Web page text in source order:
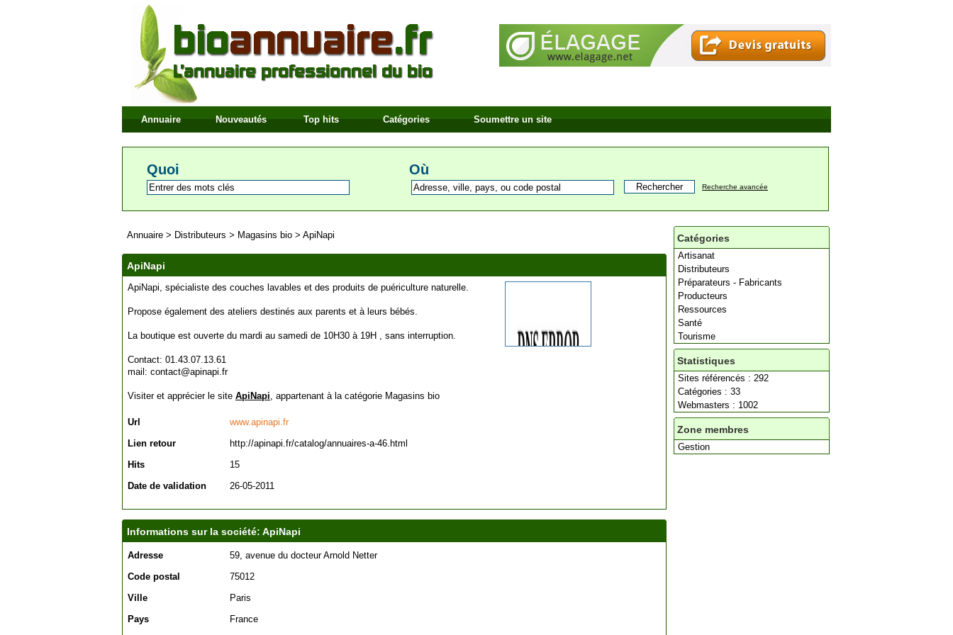
Annuaire Nouveautés Top hits Catégories Soumettre un site
Quoi Où
Recherche avancée
Catégories
Artisanat
Distributeurs
Préparateurs - Fabricants
Producteurs
Ressources
Santé
Tourisme
Statistiques
Sites référencés : 292
Catégories : 33
Webmasters : 1002
Zone membres
Gestion
Annuaire > Distributeurs > Magasins bio > ApiNapi
ApiNapi
ApiNapi, spécialiste des couches lavables et des produits de puériculture naturelle.
Propose également des ateliers destinés aux parents et à leurs bébés.
La boutique est ouverte du mardi au samedi de 10H30 à 19H , sans interruption.
Contact: 01.43.07.13.61
mail: contact@apinapi.fr
Visiter et apprécier le site ApiNapi, appartenant à la catégorie Magasins bio
Url
www.apinapi.fr
Lien retour
http://apinapi.fr/catalog/annuaires-a-46.html
Hits
15
Date de validation
26-05-2011
Informations sur la société: ApiNapi
Adresse
59, avenue du docteur Arnold Netter
Code postal
75012
Ville
Paris
Pays
France